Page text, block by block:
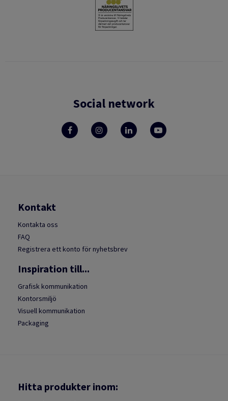
Social network
Kontakt
Kontakta oss
FAQ
Registrera ett konto för nyhetsbrev
Inspiration till...
Grafisk kommunikation
Kontorsmiljö
Visuell kommunikation
Packaging
Hitta produkter inom: